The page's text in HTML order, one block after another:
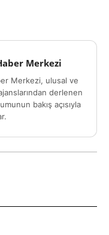
Merkezi
Merkezi, ulusal ve
derlenen
bakış açısıyla